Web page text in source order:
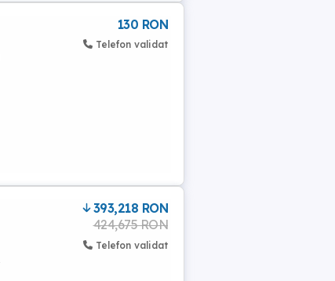
130 RON
Telefon validat
393,218 RON
424,675 RON
Telefon validat